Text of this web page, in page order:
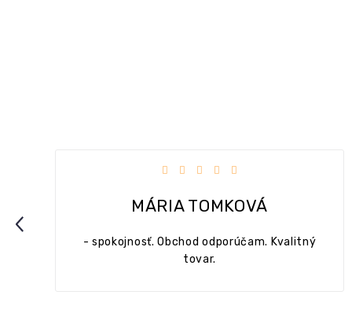
Previous
MÁRIA TOMKOVÁ
Hodnotenie obchodu je 5 z 5
- spokojnosť. Obchod odporúčam. Kvalitný
tovar.